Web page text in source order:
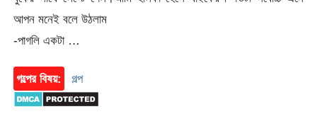
আপন মনেই বলে উঠলাম
-পাগলি একটা …
গল্পের বিষয়: গল্প